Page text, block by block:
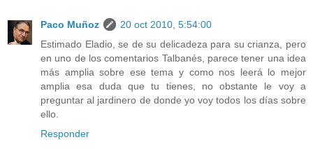
Paco Muñoz
20 oct 2010, 5:54:00
Estimado Eladio, se de su delicadeza para su crianza, pero
en uno de los comentarios Talbanés, parece tener una idea
más amplia sobre ese tema y como nos leerá lo mejor
amplia esa duda que tu tienes, no obstante le voy a
preguntar al jardinero de donde yo voy todos los días sobre
ello.
Responder